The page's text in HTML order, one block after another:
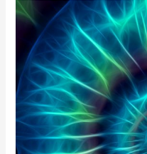
Équilibre
de